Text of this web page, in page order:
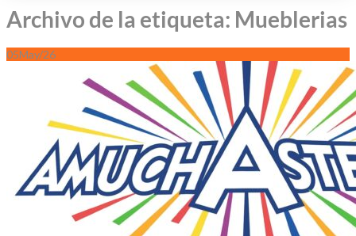
Archivo de la etiqueta: Mueblerias
05May/26